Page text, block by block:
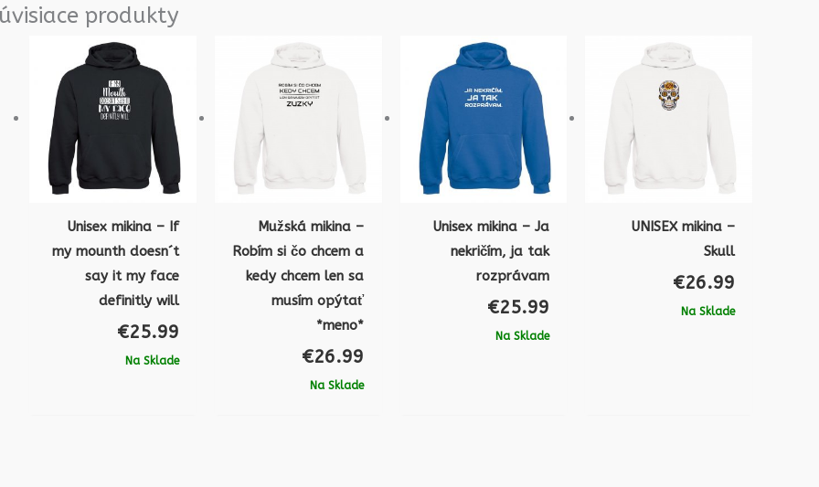
produkty
Unisex mikina – If
my mounth doesn´t
say it my face
definitly will
€25.99
Na Sklade
Mužská mikina –
Robím si čo chcem a
kedy chcem len sa
musím opýtať
*meno*
€26.99
Na Sklade
Unisex mikina – Ja
nekričím, ja tak
rozprávam
€25.99
Na Sklade
UNISEX mikina –
Skull
€26.99
Na Sklade